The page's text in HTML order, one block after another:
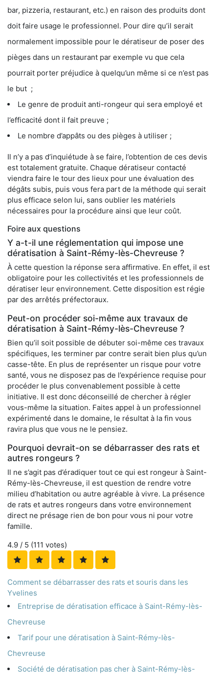
bar, pizzeria, restaurant, etc.) en raison des produits dont
doit faire usage le professionnel. Pour dire qu’il serait
normalement impossible pour le dératiseur de poser des
pièges dans un restaurant par exemple vu que cela
pourrait porter préjudice à quelqu’un même si ce n’est pas
le but ;
Le genre de produit anti-rongeur qui sera employé et
l’efficacité dont il fait preuve ;
Le nombre d’appâts ou des pièges à utiliser ;
Il n’y a pas d’inquiétude à se faire, l’obtention de ces devis
est totalement gratuite. Chaque dératiseur contacté
viendra faire le tour des lieux pour une évaluation des
dégâts subis, puis vous fera part de la méthode qui serait
plus efficace selon lui, sans oublier les matériels
nécessaires pour la procédure ainsi que leur coût.
Foire aux questions
Y a-t-il une réglementation qui impose une
dératisation à Saint-Rémy-lès-Chevreuse ?
À cette question la réponse sera affirmative. En effet, il est
obligatoire pour les collectivités et les professionnels de
dératiser leur environnement. Cette disposition est régie
par des arrêtés préfectoraux.
Peut-on procéder soi-même aux travaux de
dératisation à Saint-Rémy-lès-Chevreuse ?
Bien qu’il soit possible de débuter soi-même ces travaux
spécifiques, les terminer par contre serait bien plus qu’un
casse-tête. En plus de représenter un risque pour votre
santé, vous ne disposez pas de l’expérience requise pour
procéder le plus convenablement possible à cette
initiative. Il est donc déconseillé de chercher à régler
vous-même la situation. Faites appel à un professionnel
expérimenté dans le domaine, le résultat à la fin vous
ravira plus que vous ne le pensiez.
Pourquoi devrait-on se débarrasser des rats et
autres rongeurs ?
Il ne s’agit pas d’éradiquer tout ce qui est rongeur à Saint-
Rémy-lès-Chevreuse, il est question de rendre votre
milieu d’habitation ou autre agréable à vivre. La présence
de rats et autres rongeurs dans votre environnement
direct ne présage rien de bon pour vous ni pour votre
famille.
4.9 / 5 (111 votes)
Comment se débarrasser des rats et souris dans les
Yvelines
Entreprise de dératisation efficace à Saint-Rémy-lès-
Chevreuse
Tarif pour une dératisation à Saint-Rémy-lès-
Chevreuse
Société de dératisation pas cher à Saint-Rémy-lès-